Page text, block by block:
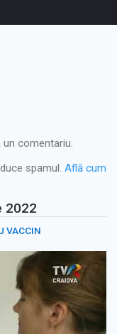
un comentariu.
spamul. Află cum
2022
VACCIN